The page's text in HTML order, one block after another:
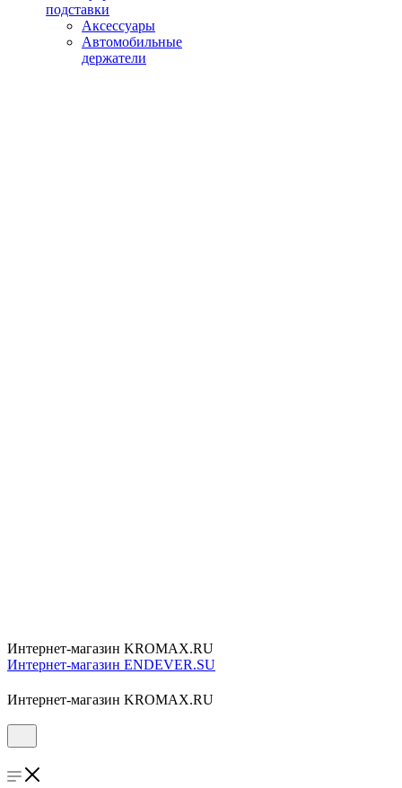
подставки
Аксессуары
Автомобильные
держатели
Интернет-магазин KROMAX.RU
Интернет-магазин ENDEVER.SU
Интернет-магазин KROMAX.RU